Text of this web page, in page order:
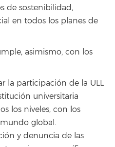
de sostenibilidad,
en todos los planes de
asimismo, con los
la participación de la ULL
universitaria
los niveles, con los
global.
y denuncia de las